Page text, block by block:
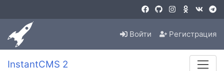
Войти Регистрация
InstantCMS 2